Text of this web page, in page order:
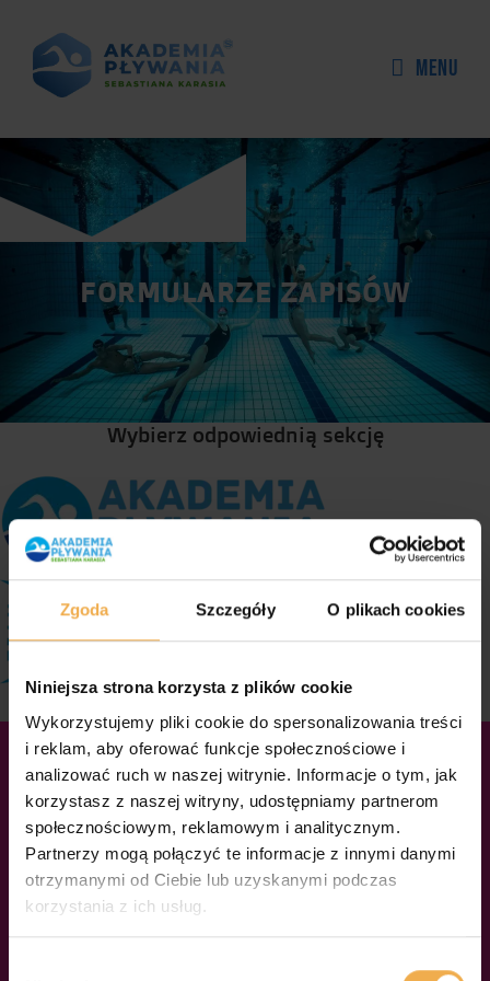
Zgoda Szczegóły O plikach cookies
Niniejsza strona korzysta z plików cookie
Wykorzystujemy pliki cookie do spersonalizowania treści
i reklam, aby oferować funkcje społecznościowe i
analizować ruch w naszej witrynie. Informacje o tym, jak
korzystasz z naszej witryny, udostępniamy partnerom
społecznościowym, reklamowym i analitycznym.
Partnerzy mogą połączyć te informacje z innymi danymi
otrzymanymi od Ciebie lub uzyskanymi podczas
korzystania z ich usług.
content
Menu
FORMULARZE ZAPISÓW
Wybierz odpowiednią sekcję
Stowarzyszenie
Pływackie Sebastiana
Karasia
kupia się na promocji i rozwijaniu pływania jako
rozwoju. Naszą misją jest tworzenie inspirującej